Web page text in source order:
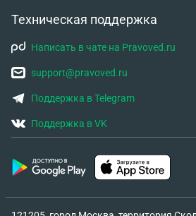
Техническая поддержка
Написать в чате на Pravoved.ru
support@pravoved.ru
Поддержка в Telegram
Поддержка в VK